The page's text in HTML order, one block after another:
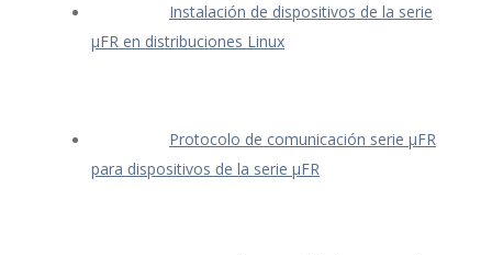
Instalación de dispositivos de la serie
μFR en distribuciones Linux
Protocolo de comunicación serie μFR
para dispositivos de la serie μFR